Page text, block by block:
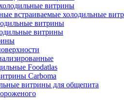
витрины
встраиваемые холодильные
витрины
витрины
Foodatlas
Carboma
витрины для общепита